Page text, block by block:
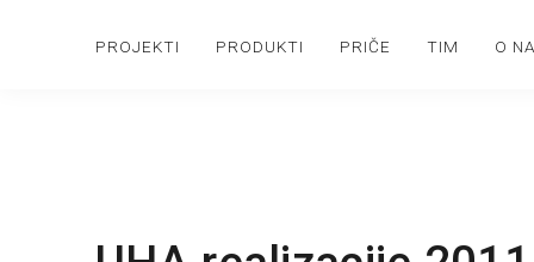
PROJEKTI PRODUKTI PRIČE TIM O